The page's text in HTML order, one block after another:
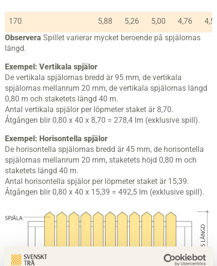
170 5,88 5,26 5,00 4,76
Observera Spillet varierar mycket beroende på spjälornas
längd.
Exempel: Vertikala spjälor
De vertikala spjälornas bredd är 95 mm, de vertikala
spjälornas mellanrum 20 mm, de vertikala spjälornas längd
0,80 m och staketets längd 40 m.
Antal vertikala spjälor per löpmeter staket är 8,70.
Åtgången blir 0,80 x 40 x 8,70 = 278,4 lm (exklusive spill).
Exempel: Horisontella spjälor
De horisontella spjälornas bredd är 45 mm, de horisontella
spjälornas mellanrum 20 mm, staketets höjd 0,80 m och
staketets längd 40 m.
Antal horisontella spjälor per löpmeter staket är 15,39.
Åtgången blir 0,80 x 40 x 15,39 = 492,5 lm (exklusive spill).